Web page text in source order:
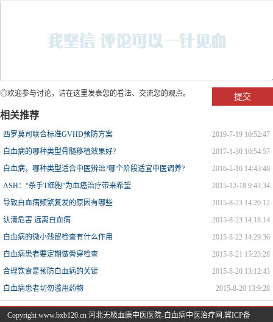
◎欢迎参与讨论，请在这里发表您的看法、交流您的观点。
相关推荐
西罗莫司联合标准GVHD预防方案
2019-7-19 10:52:47
白血病的哪种类型骨髓移植效果好?
2017-1-30 10:54:57
白血病，哪种类型适合中医辨治?哪个阶段适宜中医调养?
2016-2-16 14:43:48
ASH：“杀手T细胞”为血癌治疗带来希望
2015-12-18 9:43:34
导致白血病频繁复发的原因有哪些
2015-8-23 14:20:12
认清危害 远离白血病
2015-8-23 14:18:14
白血病的微小残留检查有什么作用
2015-8-22 14:29:36
白血病患者要定期做骨穿检查
2015-8-21 15:23:28
合理饮食是预防白血病的关键
2015-8-20 13:12:43
白血病患者切勿滥用药物
2015-8-20 13:9:28
Copyright www.bxb120.cn 河北无极血康中医医院-白血病中医治疗网. 冀ICP备